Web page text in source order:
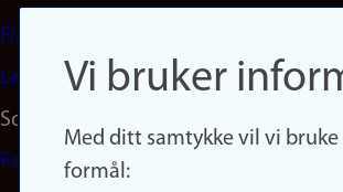
Finn studier
Ledige stillinger
Sosiale medier
Facebook
Vi bruker
Med ditt samtykke vil vi
formål: